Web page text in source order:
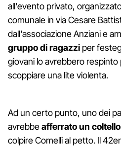
all'evento privato,
comunale in via Cesare
dall'associazione Anziani e
gruppo di ragazzi per
giovani lo avrebbero respinto
scoppiare una lite violenta.
Ad un certo punto, uno dei
avrebbeafferrato un coltello
colpire Comelli al petto. Il